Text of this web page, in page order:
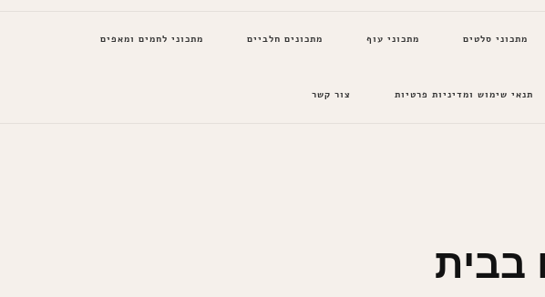
מתכוני סלטים מתכוני עוף מתכונים חלביים מתכוני לחמים ומאפים
תנאי שימוש ומדיניות פרטיות צור קשר
בבית